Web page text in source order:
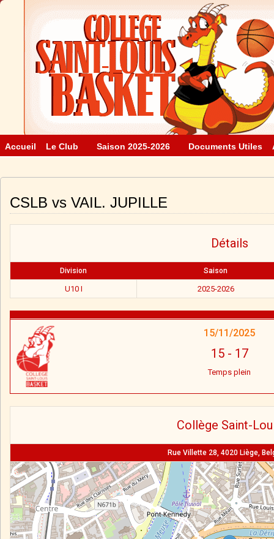
Accueil Le Club Saison 2025-2026 Documents Utiles
CSLB vs VAIL. JUPILLE
Détails
Division Saison
U10 I 2025-2026
15/11/2025
15- 17
Temps plein
Collège Saint-
Rue Villette 28, 4020 Liège,